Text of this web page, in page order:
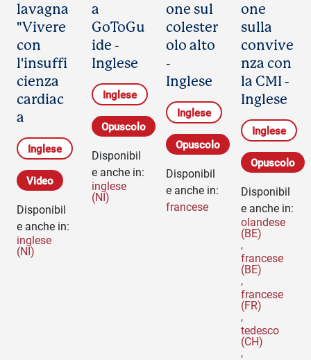
lavagna
"Vivere
con
l'insuffi
cienza
cardiac
a
Inglese
Video
Disponibil
e anche in:
inglese
(NI)
a
GoToGu
ide -
Inglese
Inglese
Opuscolo
Disponibil
e anche in:
inglese
(NI)
one sul
colester
olo alto
-
Inglese
Inglese
Opuscolo
Disponibil
e anche in:
francese
one
sulla
convive
nza con
la CMI -
Inglese
Inglese
Opuscolo
Disponibil
e anche in:
olandese
(BE)
,
francese
(BE)
,
francese
(FR)
,
tedesco
(CH)
,